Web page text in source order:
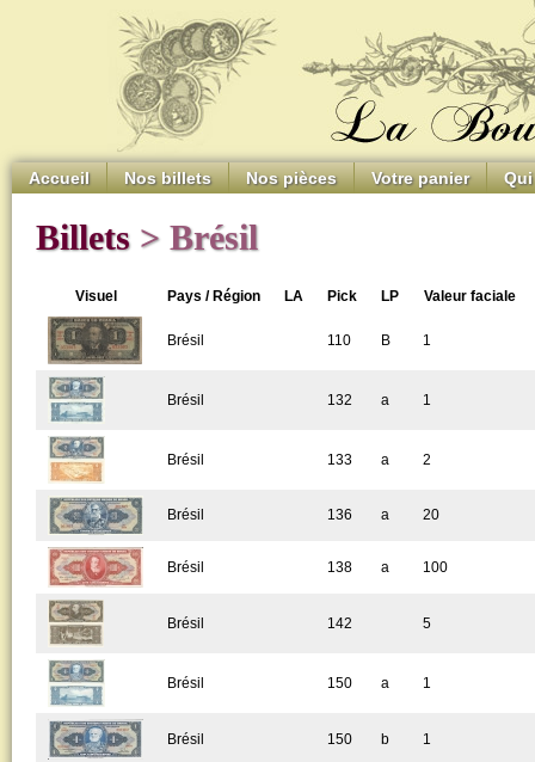
Accueil Nos billets Nos pièces Votre panier
Billets > Brésil
Visuel Pays / Région LA Pick LP Valeur faciale
Brésil 110 B 1
Brésil 132 a 1
Brésil 133 a 2
Brésil 136 a 20
Brésil 138 a 100
Brésil 142 5
Brésil 150 a 1
Brésil 150 b 1